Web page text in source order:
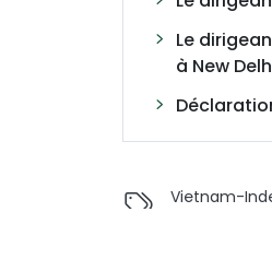
Le
à New
Vietnam-